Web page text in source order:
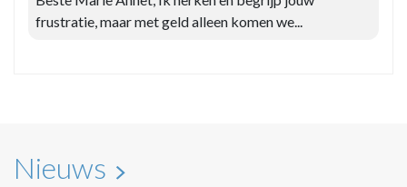
frustratie, maar met geld alleen komen we...
Nieuws